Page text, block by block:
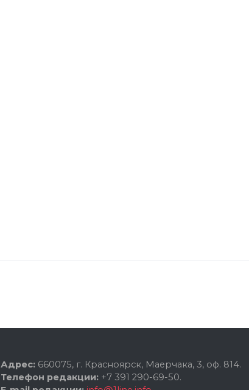
Адрес: 660075, г. Красноярск, Маерчака, 3, оф. 814.
Телефон редакции: +7 391 290-69-50.